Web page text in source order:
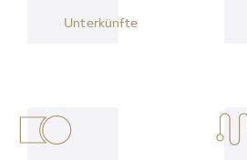
Unterkünfte